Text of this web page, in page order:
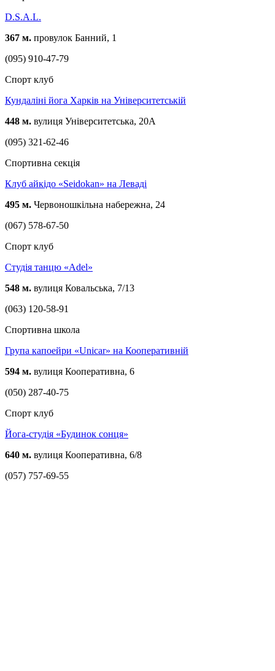
D.S.A.L.
367 м. провулок Банний, 1
(095) 910-47-79
Спорт клуб
Кундаліні йога Харків на Університетській
448 м. вулиця Університетська, 20А
(095) 321-62-46
Спортивна секція
Клуб айкідо «Seidokan» на Леваді
495 м. Червоношкільна набережна, 24
(067) 578-67-50
Спорт клуб
Студія танцю «Adel»
548 м. вулиця Ковальська, 7/13
(063) 120-58-91
Спортивна школа
Група капоейри «Unicar» на Кооперативній
594 м. вулиця Кооперативна, 6
(050) 287-40-75
Спорт клуб
Йога-студія «Будинок сонця»
640 м. вулиця Кооперативна, 6/8
(057) 757-69-55